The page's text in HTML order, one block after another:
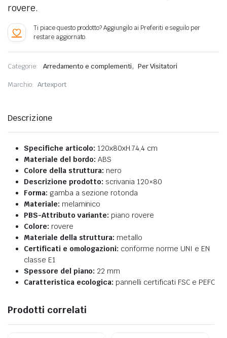
rovere.
Categorie: Arredamento e complementi, Per Visitatori
Marchio: Artexport
Descrizione
Specifiche articolo: 120x80xH.74,4 cm
Materiale del bordo: ABS
Colore della struttura: nero
Descrizione prodotto: scrivania 120×80
Forma: gamba a sezione rotonda
Materiale: melaminico
PBS-Attributo variante: piano rovere
Colore: rovere
Materiale della struttura: metallo
Certificati e omologazioni: conforme norme UNI e EN
classe E1
Spessore del piano: 22 mm
Caratteristica ecologica: pannelli certificati FSC e PEFC
Prodotti correlati